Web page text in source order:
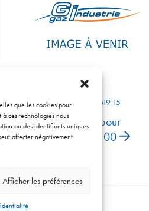
que les cookies pour
ces technologies nous
ou des identifiants uniques
affecter négativement
Afficher les préférences
30 60619 15
Pressostat 15 PA pour
ACT/ACX 75 à 100